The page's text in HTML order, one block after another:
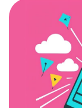
Je kunt ook
hetzelfde
video-